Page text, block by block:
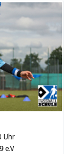
Uhr
e.V